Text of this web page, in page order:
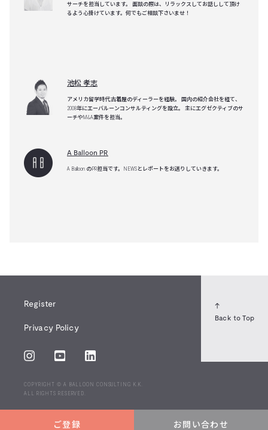
ご登録 お問い合わせ
サーチを担当しています。 面談の際は、リラックスしてお話しして頂け
るよう心掛けています。何でもご相談下さいませ！
池松 孝志
アメリカ留学時代,古着屋のディーラーを経験。 国内の紹介会社を経て、
2008年にエーバルーンコンサルティングを設立。 主にエグゼクティブのサ
ーチやM&A案件を担当。
A Balloon PR
A Balloon のPR担当です。NEWSとレポートをお送りしていきます。
Register
Privacy Policy
COPYRIGHT © A BALLOON CONSULTING K.K.
ALL RIGHTS RESERVED.
↑
Back to Top